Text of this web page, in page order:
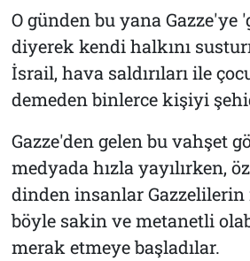
O günden bu yana
diyerek kendi halkını
İsrail, hava saldırıları ile
demeden binlerce kişiyi
Gazze'den gelen bu vahşet
medyada hızla yayılırken,
dinden insanlar Gazzelilerin
böyle sakin ve metanetli
merak etmeye başladılar.